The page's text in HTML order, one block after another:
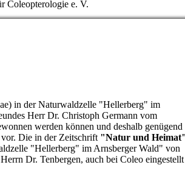
Coleopterologie e. V.
in der Naturwaldzelle "Hellerberg" im
Herr Dr. Christoph Germann vom
werden können und deshalb genügend
Die in der Zeitschrift "Natur und
"Hellerberg" im Arnsberger Wald" von
Dr. Tenbergen, auch bei Coleo eingestellt